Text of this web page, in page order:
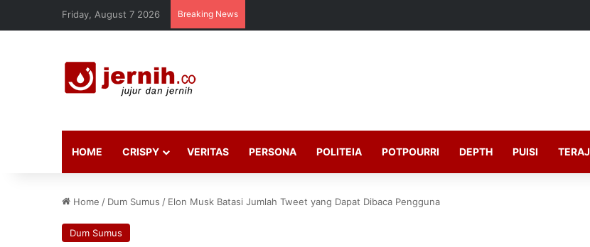
Friday, August 7 2026 Breaking News
HOME CRISPY VERITAS PERSONA POLITEIA POTPOURRI DEPTH PUISI
Home / Dum Sumus / Elon Musk Batasi Jumlah Tweet yang Dapat Dibaca Pengguna
Dum Sumus